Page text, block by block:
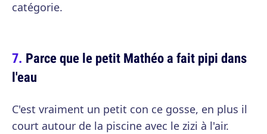
catégorie.
Parce que le petit Mathéo a fait pipi dans
l'eau
C'est vraiment un petit con ce gosse, en plus il
court autour de la piscine avec le zizi à l'air.